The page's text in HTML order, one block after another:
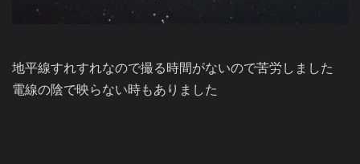
地平線すれすれなので撮る時間がないので苦労しました
電線の陰で映らない時もありました